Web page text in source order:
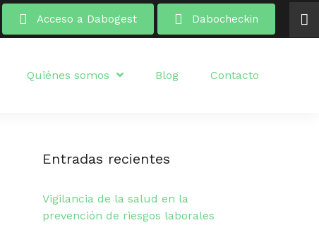
Acceso a Dabogest Dabocheckin
Quiénes somos Blog Contacto
Entradas recientes
Vigilancia de la salud en la
prevención de riesgos laborales